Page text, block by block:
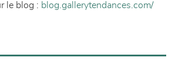
le blog : blog.gallerytendances.com/